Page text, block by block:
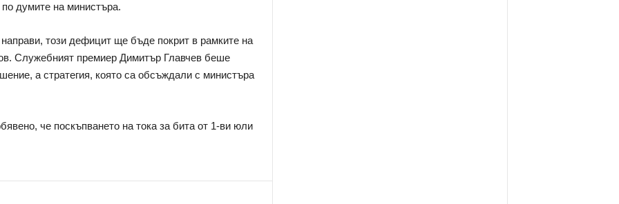
думите на министъра.
този дефицит ще бъде покрит в рамките на
Служебният премиер Димитър Главчев беше
а стратегия, която са обсъждали с министъра
че поскъпването на тока за бита от 1-ви юли